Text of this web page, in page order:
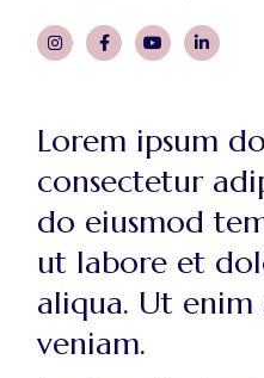
Lorem ipsum
consectetur
do eiusmod
ut labore et
aliqua. Ut
veniam.